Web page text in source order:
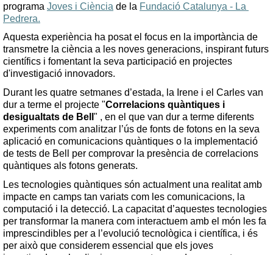
programa Joves i Ciència de la Fundació Catalunya - La
Pedrera.
Aquesta experiència ha posat el focus en la importància de
transmetre la ciència a les noves generacions, inspirant futurs
científics i fomentant la seva participació en projectes
d'investigació innovadors.
Durant les quatre setmanes d’estada, la Irene i el Carles van
dur a terme el projecte "Correlacions quàntiques i
desigualtats de Bell " , en el que van dur a terme diferents
experiments com analitzar l’ús de fonts de fotons en la seva
aplicació en comunicacions quàntiques o la implementació
de tests de Bell per comprovar la presència de correlacions
quàntiques als fotons generats.
Les tecnologies quàntiques són actualment una realitat amb
impacte en camps tan variats com les comunicacions, la
computació i la detecció. La capacitat d’aquestes tecnologies
per transformar la manera com interactuem amb el món les fa
imprescindibles per a l’evolució tecnològica i científica, i és
per això que considerem essencial que els joves